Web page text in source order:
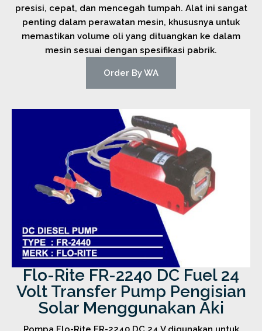
presisi, cepat, dan mencegah tumpah. Alat ini sangat
penting dalam perawatan mesin, khususnya untuk
memastikan volume oli yang dituangkan ke dalam
mesin sesuai dengan spesifikasi pabrik.
Order By WA
Flo-Rite FR-2240 DC Fuel 24
Volt Transfer Pump Pengisian
Solar Menggunakan Aki